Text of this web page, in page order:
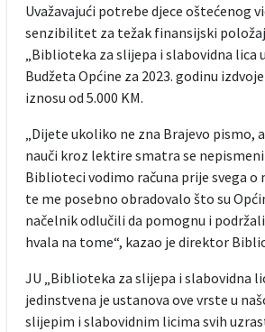
Uvažavajući potrebe djece oštećenog
senzibilitet za težak finansijski položaj
„Biblioteka za slijepa i slabovidna lica
Budžeta Općine za 2023. godinu
iznosu od 5.000 KM.
„Dijete ukoliko ne zna Brajevo pismo,
nauči kroz lektire smatra se
Biblioteci vodimo računa prije svega
te me posebno obradovalo što su
načelnik odlučili da pomognu i
hvala na tome“, kazao je direktor
JU „Biblioteka za slijepa i slabovidna
jedinstvena je ustanova ove vrste u
slijepim i slabovidnim licima svih